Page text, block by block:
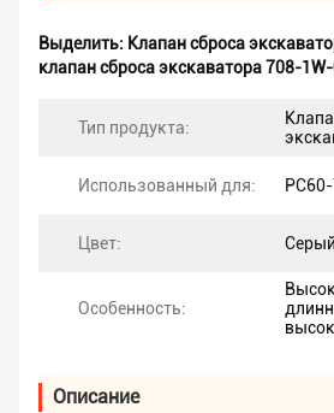
Выделить: Клапан сброса
клапан сброса экскаватора 708-
Тип продукта:
Использованный для:
Цвет:
Особенность:
Описание